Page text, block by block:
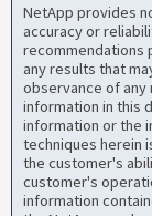
NetApp provides
accuracy or
recommendations
any results that
observance of any
information in this
information or the
techniques herein
the customer's
customer's
information